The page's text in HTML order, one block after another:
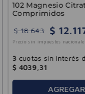
102 Magnesio
Comprimidos
$ 18.643 $ 12.
Precio sin impuestos
3 cuotas sin interés
$ 4039 31
AGREGAR